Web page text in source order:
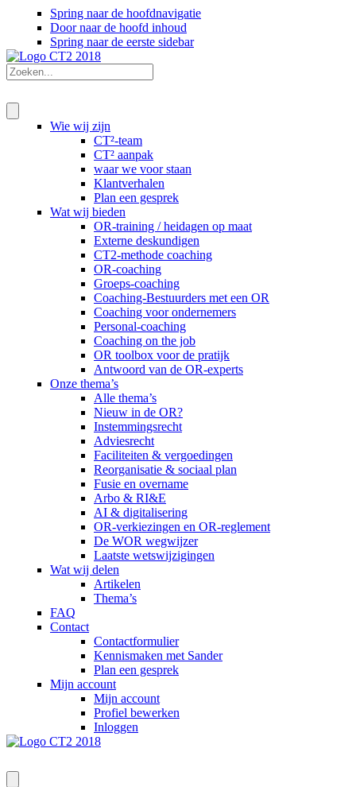
Spring naar de hoofdnavigatie
Door naar de hoofd inhoud
Spring naar de eerste sidebar
Wie wij zijn
CT²-team
CT² aanpak
waar we voor staan
Klantverhalen
Plan een gesprek
Wat wij bieden
OR-training / heidagen op maat
Externe deskundigen
CT2-methode coaching
OR-coaching
Groeps-coaching
Coaching-Bestuurders met een OR
Coaching voor ondernemers
Personal-coaching
Coaching on the job
OR toolbox voor de pratijk
Antwoord van de OR-experts
Onze thema’s
Alle thema’s
Nieuw in de OR?
Instemmingsrecht
Adviesrecht
Faciliteiten & vergoedingen
Reorganisatie & sociaal plan
Fusie en overname
Arbo & RI&E
AI & digitalisering
OR-verkiezingen en OR-reglement
De WOR wegwijzer
Laatste wetswijzigingen
Wat wij delen
Artikelen
Thema’s
FAQ
Contact
Contactformulier
Kennismaken met Sander
Plan een gesprek
Mijn account
Mijn account
Profiel bewerken
Inloggen